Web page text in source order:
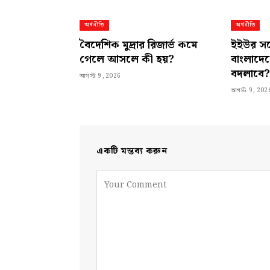
অর্থনীতি
বৈদেশিক মুদ্রার রিজার্ভ কমে
গেলে আসলে কী হয়?
আগস্ট 9, 2026
অর্থনীতি
ইইউর
বদলাবে?
আগস্ট 9,
একটি মন্তব্য করুন